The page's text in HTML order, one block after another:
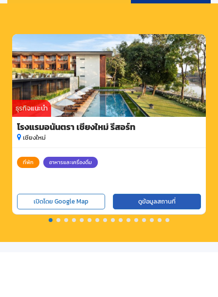
ธุรกิจแนะนำ
โรงแรมอนันตรา เชียงใหม่ รีสอร์ท
เชียงใหม่
ที่พัก อาหารและเครื่องดื่ม
เปิดโดย Google Map ดูข้อมูลสถานที่